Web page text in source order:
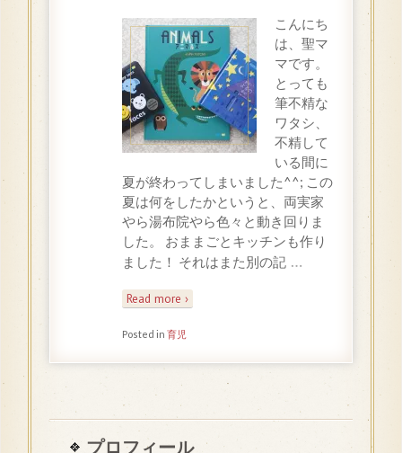
こんにち
は、聖マ
マです。
とっても
筆不精な
ワタシ、
不精して
いる間に
夏が終わってしまいました^^; この
夏は何をしたかというと、両実家
やら湯布院やら色々と動き回りま
した。 おままごとキッチンも作り
ました！ それはまた別の記 …
Read more ›
Posted in 育児
プロフィール